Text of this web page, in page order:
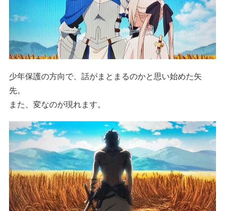
少年保護の方向で、話がまとまるのかと思い始めた矢
先。
また、変なのが現れます。